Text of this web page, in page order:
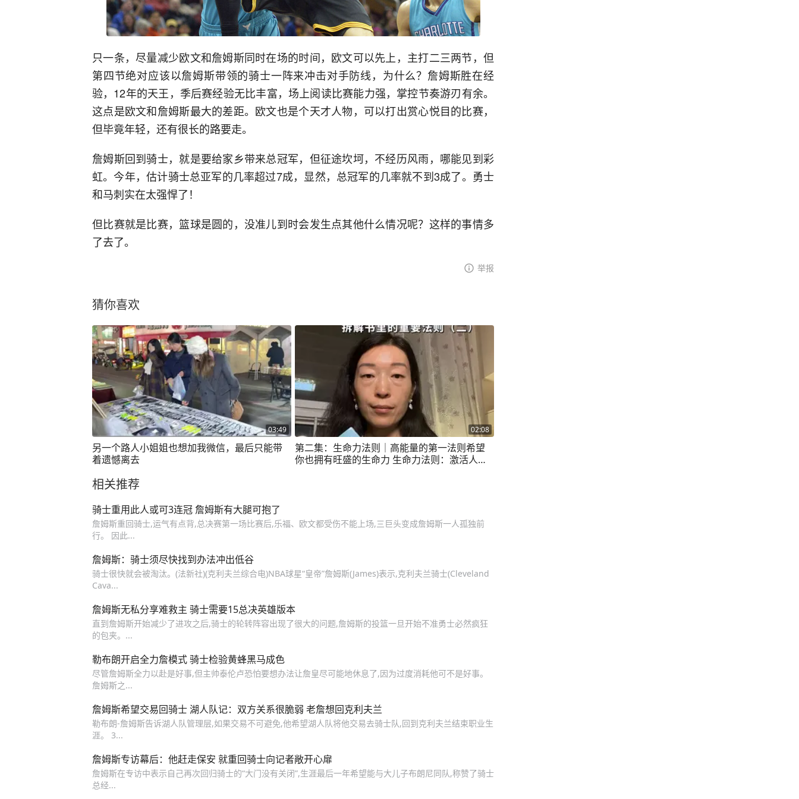
只一条，尽量减少欧文和詹姆斯同时在场的时间，欧文可以先上，主打二三两节，但
第四节绝对应该以詹姆斯带领的骑士一阵来冲击对手防线，为什么？詹姆斯胜在经
验，12年的天王，季后赛经验无比丰富，场上阅读比赛能力强，掌控节奏游刃有余。
这点是欧文和詹姆斯最大的差距。欧文也是个天才人物，可以打出赏心悦目的比赛，
但毕竟年轻，还有很长的路要走。
詹姆斯回到骑士，就是要给家乡带来总冠军，但征途坎坷，不经历风雨，哪能见到彩
虹。今年，估计骑士总亚军的几率超过7成，显然，总冠军的几率就不到3成了。勇士
和马刺实在太强悍了！
但比赛就是比赛，篮球是圆的，没准儿到时会发生点其他什么情况呢？这样的事情多
了去了。
举报
猜你喜欢
03:49
另一个路人小姐姐也想加我微信，最后只能带
着遗憾离去
02:08
第二集：生命力法则｜高能量的第一法则希望
你也拥有旺盛的生命力 生命力法则：激活人生
赴。 拥有极强的内驱力。 拥有明确的目标。 拥
有坚定的信念。 拥有稳定的精神内核。 不再为
21法则 #认知觉醒
相关推荐
骑士重用此人或可3连冠 詹姆斯有大腿可抱了
詹姆斯重回骑士,运气有点背,总决赛第一场比赛后,乐福、欧文都受伤不能上场,三巨头变成詹姆斯一人孤独前
行。 因此...
詹姆斯：骑士须尽快找到办法冲出低谷
骑士很快就会被淘汰。(法新社)(克利夫兰综合电)NBA球星“皇帝”詹姆斯(James)表示,克利夫兰骑士(Cleveland
Cava...
詹姆斯无私分享难救主 骑士需要15总决英雄版本
直到詹姆斯开始减少了进攻之后,骑士的轮转阵容出现了很大的问题,詹姆斯的投篮一旦开始不准勇士必然疯狂
的包夹。...
勒布朗开启全力詹模式 骑士检验黄蜂黑马成色
尽管詹姆斯全力以赴是好事,但主帅泰伦卢恐怕要想办法让詹皇尽可能地休息了,因为过度消耗他可不是好事。
詹姆斯之...
詹姆斯希望交易回骑士 湖人队记：双方关系很脆弱 老詹想回克利夫兰
勒布朗-詹姆斯告诉湖人队管理层,如果交易不可避免,他希望湖人队将他交易去骑士队,回到克利夫兰结束职业生
涯。 3...
詹姆斯专访幕后：他赶走保安 就重回骑士向记者敞开心扉
詹姆斯在专访中表示自己再次回归骑士的“大门没有关闭”,生涯最后一年希望能与大儿子布朗尼同队,称赞了骑士
总经...